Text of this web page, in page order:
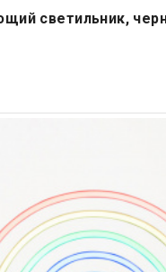
светильник,